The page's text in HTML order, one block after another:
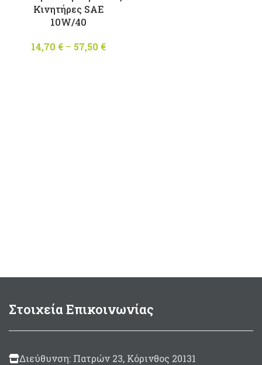
Kινητήρες SAE
10W/40
14,70 € – 57,50 €
Στοιχεία Επικοινωνίας
Διεύθυνση: Πατρών 23, Κόρινθος 20131